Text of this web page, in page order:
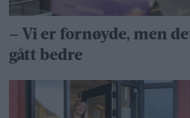
– Vi er fornøyde, men
gått bedre